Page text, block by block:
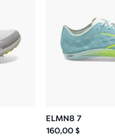
ELMN8 7
160,00 $